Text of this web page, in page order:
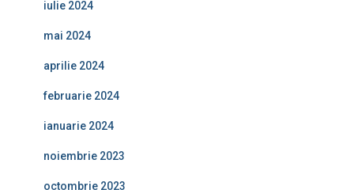
iulie 2024
mai 2024
aprilie 2024
februarie 2024
ianuarie 2024
noiembrie 2023
octombrie 2023